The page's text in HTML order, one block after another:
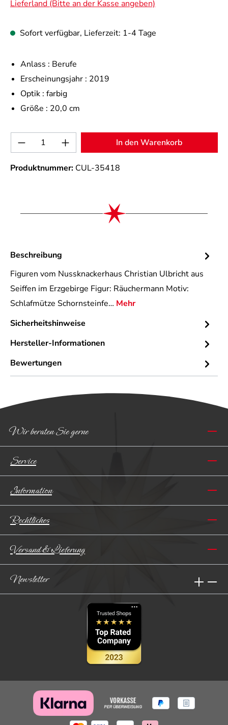
Lieferland (Bitte an der Kasse angeben)
Sofort verfügbar, Lieferzeit: 1-4 Tage
Anlass : Berufe
Erscheinungsjahr : 2019
Optik : farbig
Größe : 20,0 cm
Produkt Anzahl: Gib den gewünschten
In den Warenkorb
Produktnummer: CUL-35418
Beschreibung
Figuren vom Nussknackerhaus Christian Ulbricht aus
Seiffen im Erzgebirge Figur: Räuchermann Motiv:
Schlafmütze Schornsteinfe… Mehr
Sicherheitshinweise
Hersteller-Informationen
Bewertungen
Wir beraten Sie gerne
Service
Information
Rechtliches
Versand & Lieferung
Newsletter